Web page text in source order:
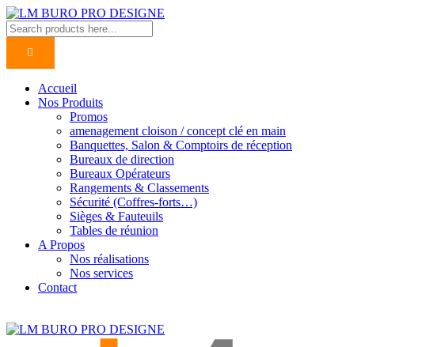
Accueil
Nos Produits
Promos
amenagement cloison / concept clé en main
Banquettes, Salon & Comptoirs de réception
Bureaux de direction
Bureaux Opérateurs
Rangements & Classements
Sécurité (Coffres-forts…)
Sièges & Fauteuils
Tables de réunion
A Propos
Nos réalisations
Nos services
Contact